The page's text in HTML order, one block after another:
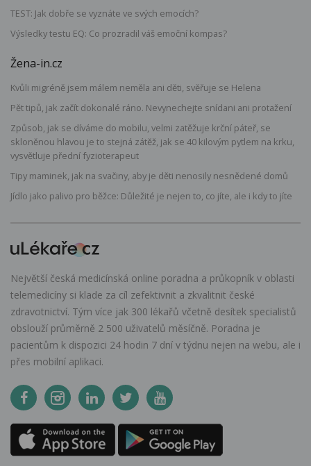
TEST: Jak dobře se vyznáte ve svých emocích?
Výsledky testu EQ: Co prozradil váš emoční kompas?
Žena-in.cz
Kvůli migréně jsem málem neměla ani děti, svěřuje se Helena
Pět tipů, jak začít dokonalé ráno. Nevynechejte snídani ani protažení
Způsob, jak se díváme do mobilu, velmi zatěžuje krční páteř, se
skloněnou hlavou je to stejná zátěž, jak se 40 kilovým pytlem na krku,
vysvětluje přední fyzioterapeut
Tipy maminek, jak na svačiny, aby je děti nenosily nesnědené domů
Jídlo jako palivo pro běžce: Důležité je nejen to, co jíte, ale i kdy to jíte
Největší česká medicínská online poradna a průkopník v oblasti
telemedicíny si klade za cíl zefektivnit a zkvalitnit české
zdravotnictví. Tým více jak 300 lékařů včetně desítek specialistů
obslouží průměrně 2 500 uživatelů měsíčně. Poradna je
pacientům k dispozici 24 hodin 7 dní v týdnu nejen na webu, ale i
přes mobilní aplikaci.